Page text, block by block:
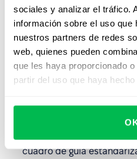
sociales y analizar el tráfico.
información sobre el uso que
nuestros partners de redes
web, quienes pueden
que les haya proporcionado
partir del uso que haya
Hay Method (Método
Perfil)
Descripción general: Este
experiencia requeridos,
responsabilidad y la
cuadro de guía